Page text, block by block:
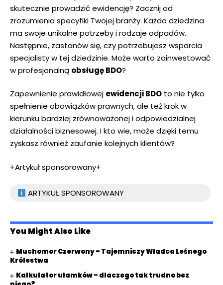
skutecznie prowadzić ewidencję? Zacznij od
zrozumienia specyfiki Twojej branży. Każda dziedzina
ma swoje unikalne potrzeby i rodzaje odpadów.
Następnie, zastanów się, czy potrzebujesz wsparcia
specjalisty w tej dziedzinie. Może warto zainwestować
w profesjonalną obsługę BDO?
Zapewnienie prawidłowej ewidencji BDO to nie tylko
spełnienie obowiązków prawnych, ale też krok w
kierunku bardziej zrównoważonej i odpowiedzialnej
działalności biznesowej. I kto wie, może dzięki temu
zyskasz również zaufanie kolejnych klientów?
+Artykuł sponsorowany+
ARTYKUŁ SPONSOROWANY
You Might Also Like
Muchomor Czerwony – Tajemniczy Władca Leśnego
Królestwa
Kalkulator ułamków – dlaczego tak trudno bez